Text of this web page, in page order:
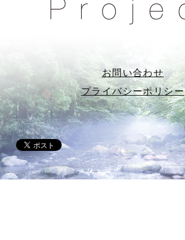
お問い合わせ
プライバシーポリシー